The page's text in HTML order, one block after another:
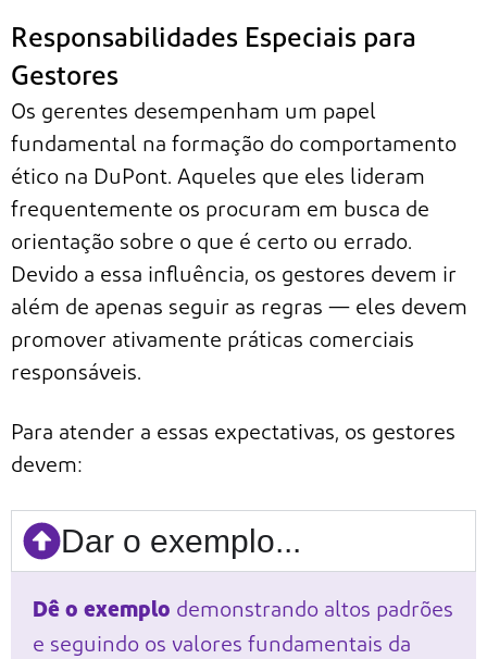
Responsabilidades Especiais para
Gestores
Os gerentes desempenham um papel
fundamental na formação do comportamento
ético na DuPont. Aqueles que eles lideram
frequentemente os procuram em busca de
orientação sobre o que é certo ou errado.
Devido a essa influência, os gestores devem ir
além de apenas seguir as regras — eles devem
promover ativamente práticas comerciais
responsáveis.
Para atender a essas expectativas, os gestores
devem:
Dar o exemplo...
Dê o exemplo demonstrando altos padrões
e seguindo os valores fundamentais da